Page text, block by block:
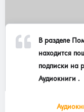
В разделе
находится
подписки на
Аудиокниги .